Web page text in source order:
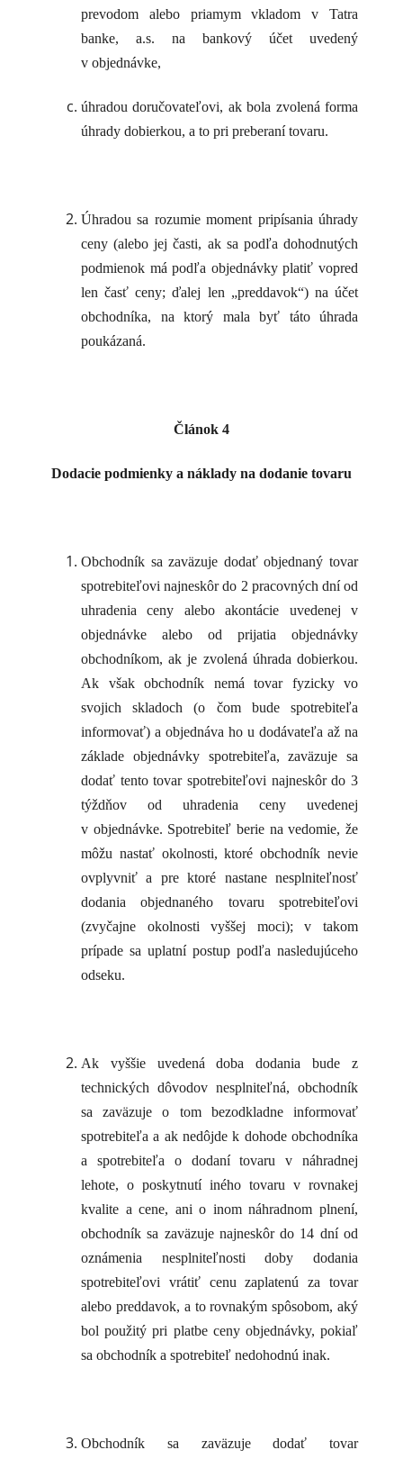
prevodom alebo priamym vkladom v Tatra
banke, a.s. na bankový účet uvedený
v objednávke,
úhradou doručovateľovi, ak bola zvolená forma
úhrady dobierkou, a to pri preberaní tovaru.
Úhradou sa rozumie moment pripísania úhrady
ceny (alebo jej časti, ak sa podľa dohodnutých
podmienok má podľa objednávky platiť vopred
len časť ceny; ďalej len „preddavok“) na účet
obchodníka, na ktorý mala byť táto úhrada
poukázaná.
Článok 4
Dodacie podmienky a náklady na dodanie tovaru
Obchodník sa zaväzuje dodať objednaný tovar
spotrebiteľovi najneskôr do 2 pracovných dní od
uhradenia ceny alebo akontácie uvedenej v
objednávke alebo od prijatia objednávky
obchodníkom, ak je zvolená úhrada dobierkou.
Ak však obchodník nemá tovar fyzicky vo
svojich skladoch (o čom bude spotrebiteľa
informovať) a objednáva ho u dodávateľa až na
základe objednávky spotrebiteľa, zaväzuje sa
dodať tento tovar spotrebiteľovi najneskôr do 3
týždňov od uhradenia ceny uvedenej
v objednávke. Spotrebiteľ berie na vedomie, že
môžu nastať okolnosti, ktoré obchodník nevie
ovplyvniť a pre ktoré nastane nesplniteľnosť
dodania objednaného tovaru spotrebiteľovi
(zvyčajne okolnosti vyššej moci); v takom
prípade sa uplatní postup podľa nasledujúceho
odseku.
Ak vyššie uvedená doba dodania bude z
technických dôvodov nesplniteľná, obchodník
sa zaväzuje o tom bezodkladne informovať
spotrebiteľa a ak nedôjde k dohode obchodníka
a spotrebiteľa o dodaní tovaru v náhradnej
lehote, o poskytnutí iného tovaru v rovnakej
kvalite a cene, ani o inom náhradnom plnení,
obchodník sa zaväzuje najneskôr do 14 dní od
oznámenia nesplniteľnosti doby dodania
spotrebiteľovi vrátiť cenu zaplatenú za tovar
alebo preddavok, a to rovnakým spôsobom, aký
bol použitý pri platbe ceny objednávky, pokiaľ
sa obchodník a spotrebiteľ nedohodnú inak.
Obchodník sa zaväzuje dodať tovar